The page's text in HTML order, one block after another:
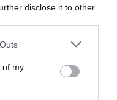
disclose it to other
one or more Google
You may click to
its third-party tags to
in below Google
of my
κάτι παραπάνω
Η
ότι «το δικό
αυτό που